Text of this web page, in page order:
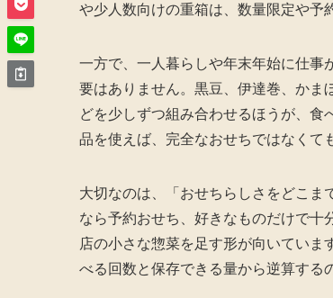
や少人数向けの重箱は、数量限定や予
一方で、一人暮らしや年末年始に仕事
要はありません。黒豆、伊達巻、かま
どを少しずつ組み合わせるほうが、
品を使えば、完全なおせちではなくて
大切なのは、「おせちらしさをどこま
なら予約おせち、好きなものだけで十
店の小さな惣菜を足す形が向いてい
べる回数と保存できる量から逆算する